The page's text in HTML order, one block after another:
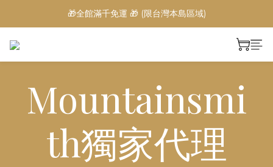
🎁全館滿千免運 🎁 (限台灣本島區域)
Mountainsmi
th獨家代理